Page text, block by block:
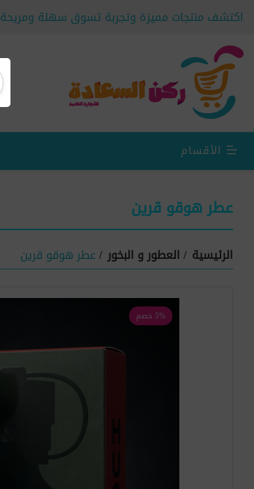
اكتشف منتجات مميزة وتجربة تسوق سهلة ومريحة
الأقسام
عطر هوقو قرين
الرئيسية /العطور و البخور /عطر هوقو قرين
5% خصم